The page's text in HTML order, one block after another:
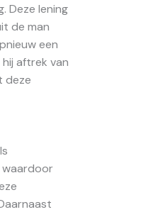
Deze lening
de man
een
aftrek van
deze
waardoor